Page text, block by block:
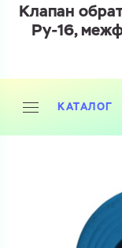
и укажите
получить.
Клапан
Ру-16,
КАТАЛОГ